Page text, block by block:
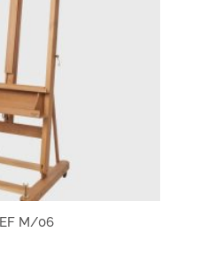
M/06